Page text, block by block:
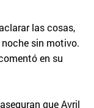
las cosas,
sin motivo.
en su
que Avril